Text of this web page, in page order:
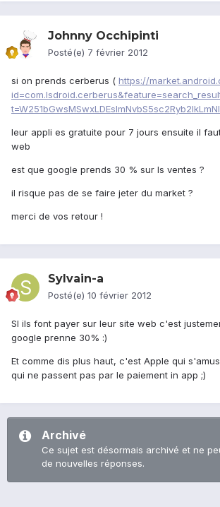
Johnny Occhipinti
Posté(e) 7 février 2012
si on prends cerberus ( https://
leur appli es gratuite pour 7 jours ensuite il
web
est que google prends 30 % sur ls ventes ?
il risque pas de se faire jeter du market ?
merci de vos retour !
Sylvain-a
Posté(e) 10 février 2012
SI ils font payer sur leur site web c'est
google prenne 30% :)
Et comme dis plus haut, c'est Apple qui
qui ne passent pas par le paiement in app ;)
Archivé
Ce sujet est désormais archivé et ne
de nouvelles réponses.